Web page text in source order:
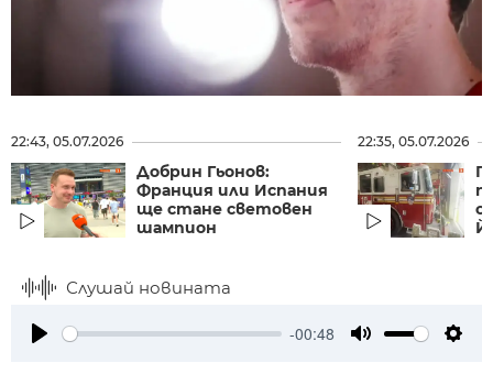
22:43, 05.07.2026
Добрин Гьонов:
Франция или Испания
ще стане световен
шампион
22:35, 05.07.2026
Слушай новината
-00:48